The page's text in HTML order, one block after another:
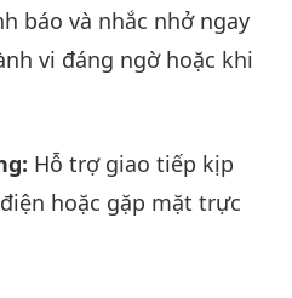
báo và nhắc nhở ngay
vi đáng ngờ hoặc khi
Hỗ trợ giao tiếp kịp
hoặc gặp mặt trực